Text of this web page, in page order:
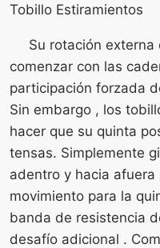
Tobillo Estiramientos
Su rotación
comenzar con las
participación forzada
Sin embargo , los
hacer que su quinta
tensas. Simplemente
adentro y hacia
movimiento para la
banda de resistencia
desafío adicional .